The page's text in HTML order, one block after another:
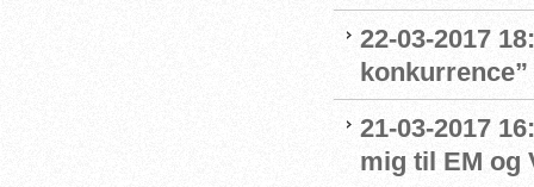
22-03-2017
konkurrence”
21-03-2017
mig til EM og